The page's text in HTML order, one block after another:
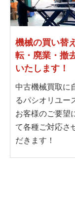
機械の買い替
転・ 廃業・撤
いたします！
中古機械買取に
るパシオリユー
お客様のご要望
て各種ご対応さ
だきます！